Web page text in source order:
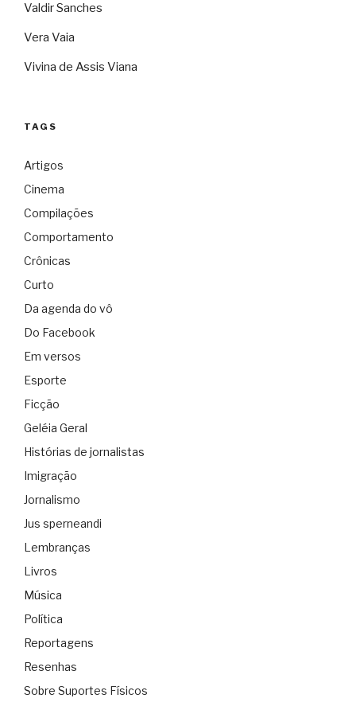
Valdir Sanches
Vera Vaia
Vivina de Assis Viana
TAGS
Artigos
Cinema
Compilações
Comportamento
Crônicas
Curto
Da agenda do vô
Do Facebook
Em versos
Esporte
Ficção
Geléia Geral
Histórias de jornalistas
Imigração
Jornalismo
Jus sperneandi
Lembranças
Livros
Música
Política
Reportagens
Resenhas
Sobre Suportes Físicos